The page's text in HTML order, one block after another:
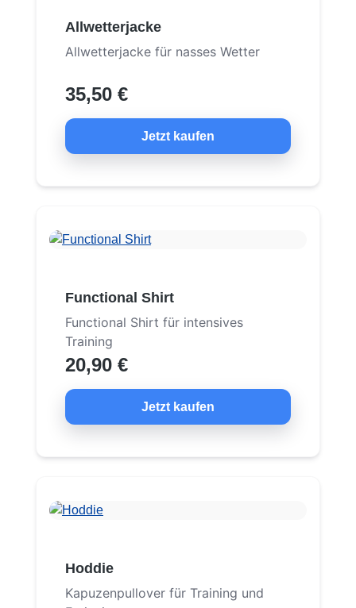
Allwetterjacke
Allwetterjacke für nasses Wetter
35,50 €
Jetzt kaufen
Functional Shirt
Functional Shirt für intensives
Training
20,90 €
Jetzt kaufen
Hoddie
Kapuzenpullover für Training und